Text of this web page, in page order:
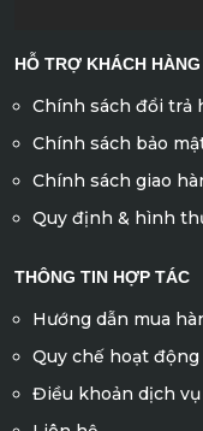
HỖ TRỢ KHÁCH HÀNG
Chính sách đổi trả
Chính sách bảo
Chính sách giao
Quy định & hình
THÔNG TIN HỢP TÁC
Hướng dẫn mua
Quy chế hoạt động
Điều khoản dịch vụ